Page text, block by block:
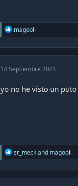
R
e
i
o
s
magooli
14 Septiembre 2021
yo no he visto un
R
e
sr_meckand magooli